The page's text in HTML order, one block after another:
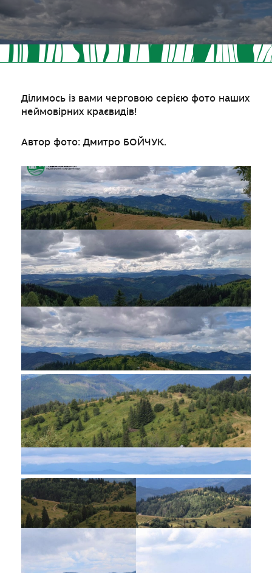
Ділимось із вами черговою серією фото наших
неймовірних краєвидів!
Автор фото: Дмитро БОЙЧУК.